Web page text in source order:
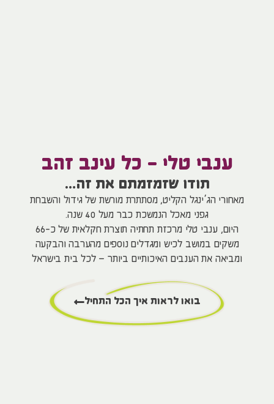
ענבי טלי - כל עינב זהב
תודו שזמזמתם את זה…
מאחורי הג’ינגל הקליט, מסתתרת מורשת של גידול והשבחת
גפני מאכל הנמשכת כבר מעל 40 שנה.
היום, ענבי טלי מרכזת תחתיה תוצרת חקלאית של כ-66
משקים במושב לכיש ומגדלים נוספים מהערבה והבקעה
ומביאה את הענבים האיכותיים ביותר – לכל בית בישראל
בואו לראות איך הכל התחיל